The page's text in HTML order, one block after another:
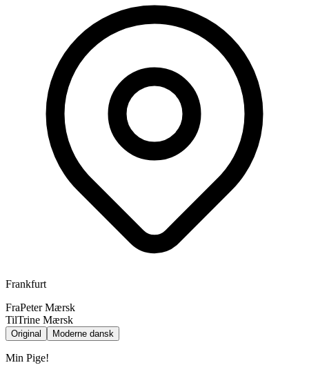
Frankfurt
FraPeter Mærsk
TilTrine Mærsk
Original Moderne dansk
Min Pige!